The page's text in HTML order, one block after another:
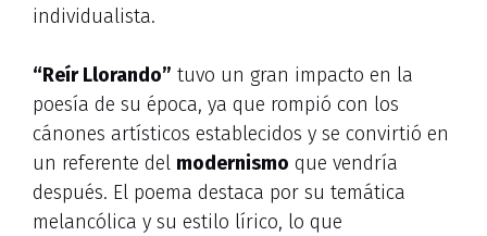
individualista.
“Reír Llorando” tuvo un gran impacto en la
poesía de su época, ya que rompió con los
cánones artísticos establecidos y se convirtió en
un referente del modernismo que vendría
después. El poema destaca por su temática
melancólica y su estilo lírico, lo que